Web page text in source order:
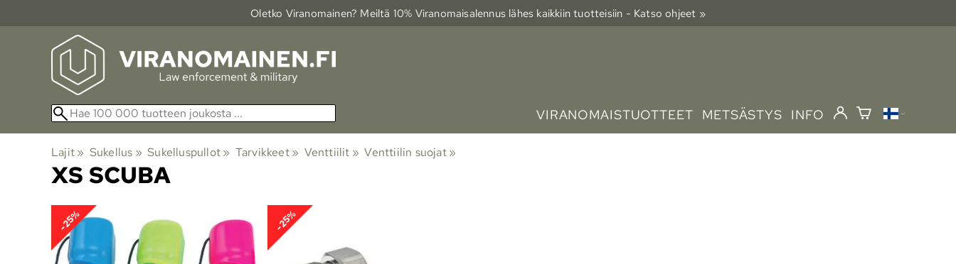
Oletko Viranomainen? Meiltä 10% Viranomais­alennus lähes kaikkiin tuotteisiin - Katso ohjeet »
VIRANOMAISTUOTTEET METSÄSTYS INFO
Lajit‪» Sukellus ‪» Sukelluspullot‪» Tarvikkeet ‪» Venttiilit ‪» Venttiilin suojat ‪»
XS SCUBA
-25% -25%